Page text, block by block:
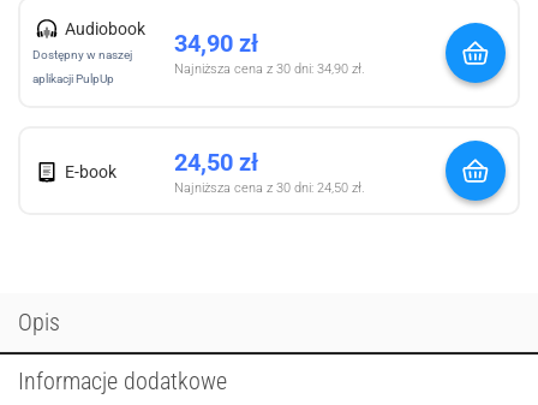
Audiobook
Dostępny w naszej
aplikacji PulpUp
34,90 zł
Najniższa cena z 30 dni: 34,90 zł.
E-book 24,50 zł
Najniższa cena z 30 dni: 24,50 zł.
Opis
Informacje dodatkowe